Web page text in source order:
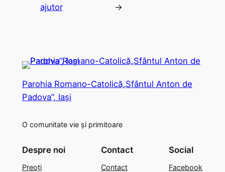
ajutor
→
Parohia Romano-Catolică„Sfântul Anton de
Padova”, Iași
O comunitate vie și primitoare
Despre noi
Preoți
Contact
Contact
Social
Facebook